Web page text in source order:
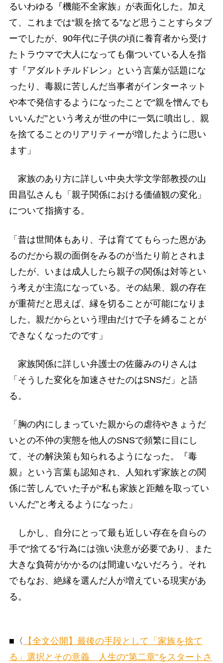
るいわゆる『機能不全家族』が表面化した。加え
て、これまでは“親を捨てる”など思うことすらタブ
ーでしたが、90年代に子供の頃に養育者から受け
たトラウマで大人になっても傷ついている人を指
す『アダルトチルドレン』という言葉が話題にな
ったり、毒親に苦しんだ当事者がインターネット
や本で発信するようになったことで“親を憎んでも
いいんだ”という考えが世の中に一気に噴出し、親
を捨てることのリアリティーが増したように思い
ます」
家族のあり方に詳しい中央大学文学部教授の山
田昌弘さんも「親子関係における価値観の変化」
について指摘する。
「昔は世間体もあり、子は育ててもらった恩があ
るのだから親の面倒をみるのが当たり前とされま
したが、いまは成人したら親子の関係は対等とい
う考えが主流になっている。その結果、親の存在
が重荷だと思えば、縁を切ることが可能になりま
した。親だからという理由だけで子を縛ることが
できなくなったのです」
家族関係に詳しい弁護士の佐藤みのりさんは
「そうした変化を加速させたのはSNSだ」と語
る。
「胸の内にしまっていた親からの虐待やきょうだ
いとの不仲の実態を他人のSNSで頻繁に目にし
て、その解決策も知られるようになった。『毒
親』という言葉も認知され、人知れず家族との関
係に苦しんでいた子が“私も家族と距離を取ってい
いんだ”と考えるようになった」
しかし、自分にとって最も近しい存在を自らの
手で“捨てる”行為には強い決意が必要であり、また
大きな負荷がかかるのは間違いないだろう。それ
でもなお、絶縁を選んだ人が増えている現実があ
る。
■〈
【全文公開】最後の手段として「家族を捨て
る」選択とその意義 人生の“第二章”をスタートさ